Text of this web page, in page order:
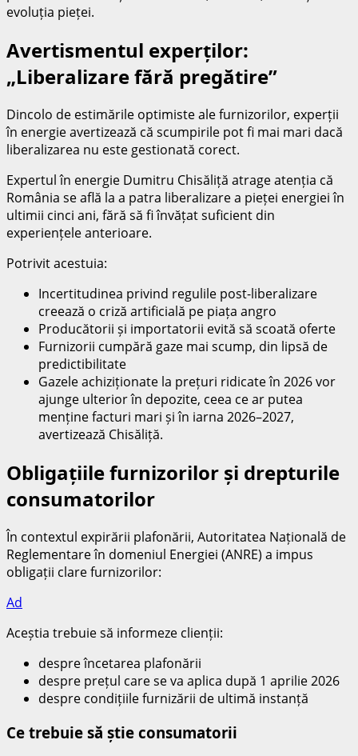
evoluția pieței.
Avertismentul experților:
„Liberalizare fără pregătire”
Dincolo de estimările optimiste ale furnizorilor, experții
în energie avertizează că scumpirile pot fi mai mari dacă
liberalizarea nu este gestionată corect.
Expertul în energie Dumitru Chisăliță atrage atenția că
România se află la a patra liberalizare a pieței energiei în
ultimii cinci ani, fără să fi învățat suficient din
experiențele anterioare.
Potrivit acestuia:
Incertitudinea privind regulile post-liberalizare
creează o criză artificială pe piața angro
Producătorii și importatorii evită să scoată oferte
Furnizorii cumpără gaze mai scump, din lipsă de
predictibilitate
Gazele achiziționate la prețuri ridicate în 2026 vor
ajunge ulterior în depozite, ceea ce ar putea
menține facturi mari și în iarna 2026–2027,
avertizează Chisăliță.
Obligațiile furnizorilor și drepturile
consumatorilor
În contextul expirării plafonării, Autoritatea Națională de
Reglementare în domeniul Energiei (ANRE) a impus
obligații clare furnizorilor:
Ad
Aceștia trebuie să informeze clienții:
despre încetarea plafonării
despre prețul care se va aplica după 1 aprilie 2026
despre condițiile furnizării de ultimă instanță
Ce trebuie să știe consumatorii